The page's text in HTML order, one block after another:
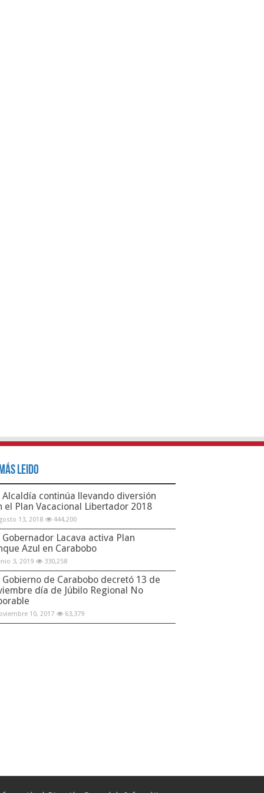
Leido
Alcaldía continúa llevando diversión
el Plan Vacacional Libertador 2018
13, 2018 444,200
Gobernador Lacava activa Plan
Azul en Carabobo
3, 2019 330,258
Gobierno de Carabobo decretó 13 de
día de Júbilo Regional No
10, 2017 63,379